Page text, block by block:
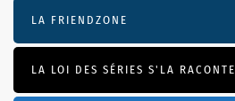
LA FRIENDZONE
LA LOI DES SÉRIES S'LA RACONTE